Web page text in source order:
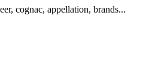
cognac, appellation, brands...